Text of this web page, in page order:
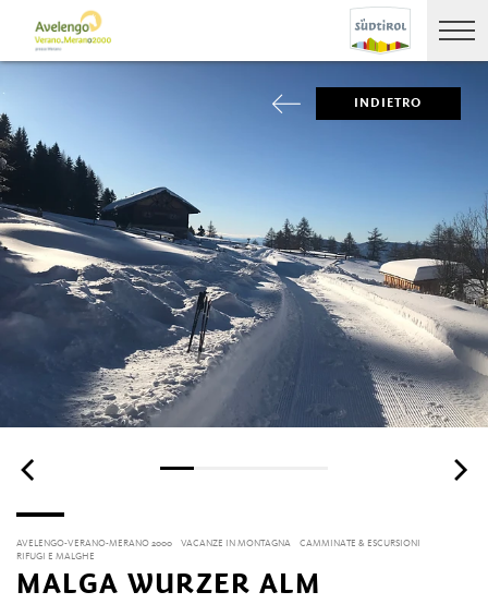
INDIETRO
AVELENGO-VERANO-MERANO 2000 VACANZE IN MONTAGNA
CAMMINATE & ESCURSIONI
RIFUGI E MALGHE
MALGA WURZER ALM